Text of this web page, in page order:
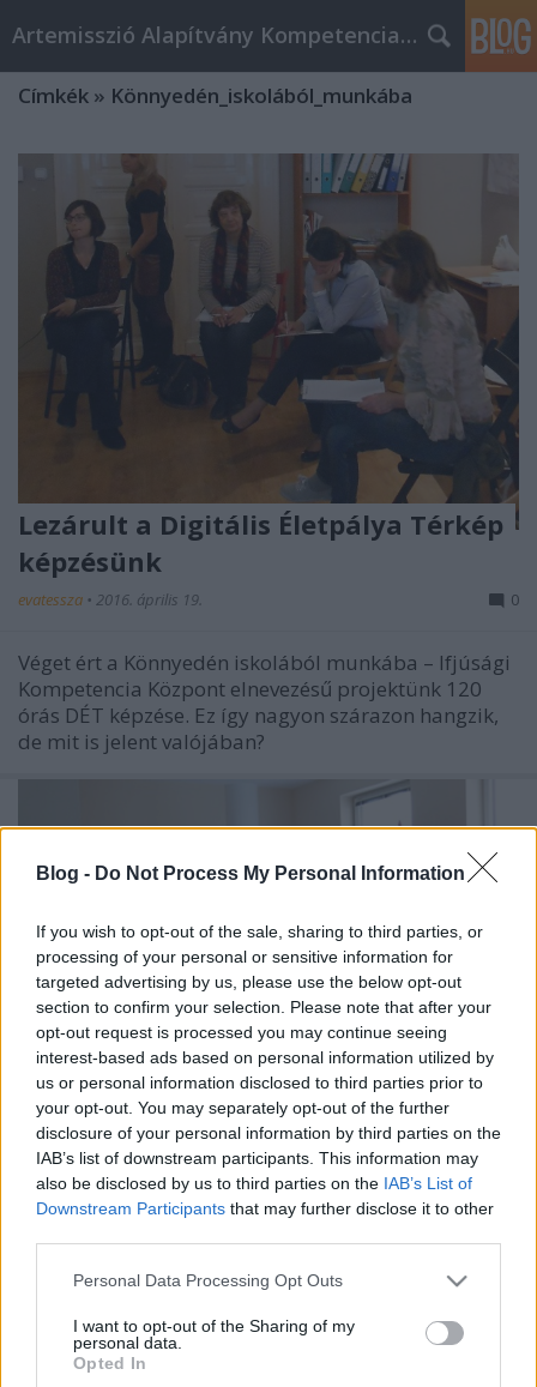
Blog - Do Not Process My Personal Information
If you wish to opt-out of the sale, sharing to third parties, or
processing of your personal or sensitive information for
targeted advertising by us, please use the below opt-out
section to confirm your selection. Please note that after your
opt-out request is processed you may continue seeing
interest-based ads based on personal information utilized by
us or personal information disclosed to third parties prior to
your opt-out. You may separately opt-out of the further
disclosure of your personal information by third parties on the
IAB’s list of downstream participants. This information may
also be disclosed by us to third parties on the IAB’s List of
Downstream Participants that may further disclose it to other
Please note that this website/app uses one or more Google
not limited to your visit or usage behaviour. You may click to
grant or deny consent to Google and its third-party tags to
use your data for below specified purposes in below Google
Personal Data Processing Opt Outs
I want to opt-out of the Sharing of my
personal data.
Opted In
Artemisszió Alapítvány Kompetencia Központ
Címkék » Könnyedén_iskolából_munkába
Lezárult a Digitális Életpálya Térkép
képzésünk
evatessza • 2016. április 19. 0
Véget ért a Könnyedén iskolából munkába – Ifjúsági
Kompetencia Központ elnevezésű projektünk 120
órás DÉT képzése. Ez így nagyon szárazon hangzik,
de mit is jelent valójában?
Felhívás: Módszertani és szakértői
képzéssorozat
2014. december 04.
Az Artemisszió Alapítvány Könnyedén iskolából
munkába – Ifjúsági kompetencia központ című
programja keretében módszertani és szakértői
képzési felhívást tesz közzé iskolák és civil